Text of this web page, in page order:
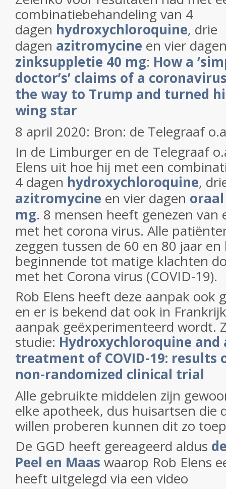
combinatiebehandeling van 4
dagen hydroxychloroquine, drie
dagen azitromycine en vier
zinksuppletie 40 mg: How a
doctor’s’ claims of a
the way to Trump and turned
wing star
8 april 2020: Bron: de Telegraaf
In de Limburger en de Telegraaf
Elens uit hoe hij met een
4 dagen hydroxychloroquine,
azitromycine en vier dagen
mg. 8 mensen heeft genezen van
met het corona virus. Alle
zeggen tussen de 60 en 80 jaar en
beginnende tot matige klachten
met het Corona virus (COVID-19).
Rob Elens heeft deze aanpak ook
en er is bekend dat ook in
aanpak geëxperimenteerd wordt.
studie: Hydroxychloroquine
treatment of COVID-19: results
non-randomized clinical trial
Alle gebruikte middelen zijn
elke apotheek, dus huisartsen die
willen proberen kunnen dit zo
De GGD heeft gereageerd aldus
Peel en Maas waarop Rob Elens
heeft uitgelegd via een video